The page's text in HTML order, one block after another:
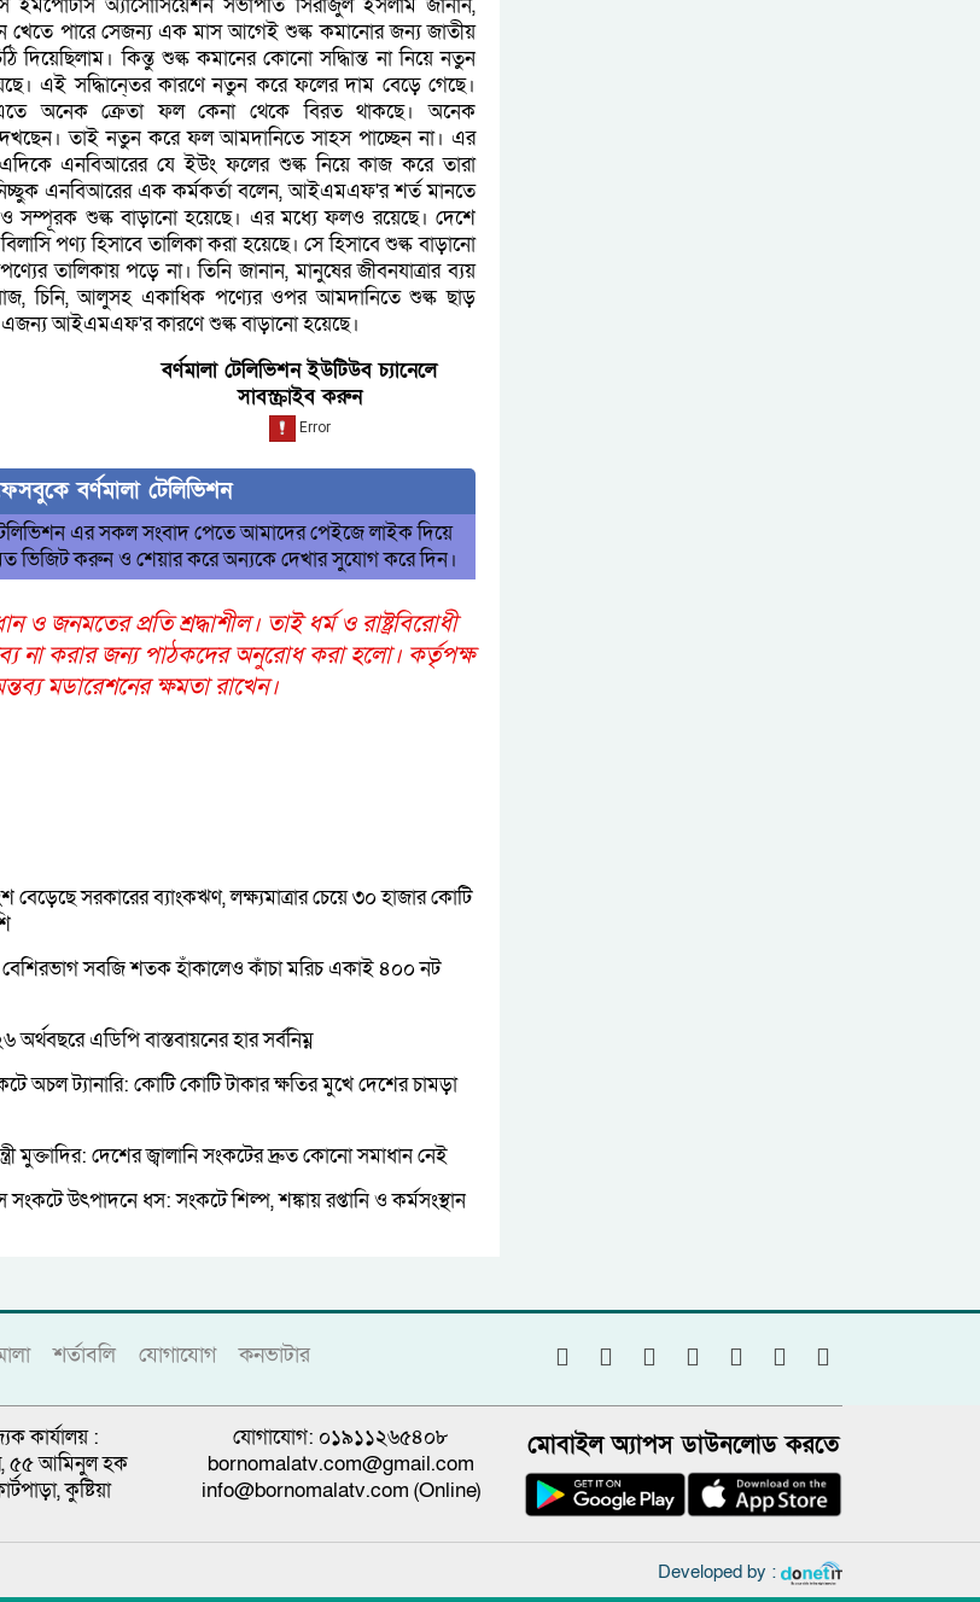
খেতে পারে সেজন্য এক মাস আগেই শুল্ক কমানোর জন্য জাতীয়
দিয়েছিলাম। কিন্তু শুল্ক কমানের কোনো সদ্ধিান্ত না নিয়ে নতুন
এই সদ্ধিানে্তর কারণে নতুন করে ফলের দাম বেড়ে গেছে।
অনেক ক্রেতা ফল কেনা থেকে বিরত থাকছে। অনেক
তাই নতুন করে ফল আমদানিতে সাহস পাচ্ছেন না। এর
এনবিআরের যে ইউং ফলের শুল্ক নিয়ে কাজ করে তারা
এনবিআরের এক কর্মকর্তা বলেন, আইএমএফ'র শর্ত মানতে
সম্পূরক শুল্ক বাড়ানো হয়েছে। এর মধ্যে ফলও রয়েছে। দেশে
পণ্য হিসাবে তালিকা করা হয়েছে। সে হিসাবে শুল্ক বাড়ানো
তালিকায় পড়ে না। তিনি জানান, মানুষের জীবনযাত্রার ব্যয়
চিনি, আলুসহ একাধিক পণ্যের ওপর আমদানিতে শুল্ক ছাড়
আইএমএফ'র কারণে শুল্ক বাড়ানো হয়েছে।
বর্ণমালা টেলিভিশন ইউটিউব চ্যানেলে
সাবস্ক্রাইব করুন
বর্ণমালা টেলিভিশন
এর সকল সংবাদ পেতে আমাদের পেইজে লাইক দিয়ে
ভিজিট করুন ও শেয়ার করে অন্যকে দেখার সুযোগ করে দিন।
ও জনমতের প্রতি শ্রদ্ধাশীল। তাই ধর্ম ও রাষ্ট্রবিরোধী
না করার জন্য পাঠকদের অনুরোধ করা হলো। কর্তৃপক্ষ
মডারেশনের ক্ষমতা রাখেন।
বেড়েছে সরকারের ব্যাংকঋণ, লক্ষ্যমাত্রার চেয়ে ৩০ হাজার কোটি
বেশিরভাগ সবজি শতক হাঁকালেও কাঁচা মরিচ একাই ৪০০ নট
এডিপি বাস্তবায়নের হার সর্বনিম্ন
অচল ট্যানারি: কোটি কোটি টাকার ক্ষতির মুখে দেশের চামড়া
মুক্তাদির: দেশের জ্বালানি সংকটের দ্রুত কোনো সমাধান নেই
সংকটে উৎপাদনে ধস: সংকটে শিল্প, শঙ্কায় রপ্তানি ও কর্মসংস্থান
শর্তাবলি যোগাযোগ কনভাটার
কার্যালয় :
৫৫ আমিনুল হক
কুষ্টিয়া
যোগাযোগ: ০১৯১১২৬৫৪০৮
bornomalatv.com@gmail.com
info@bornomalatv.com (Online)
মোবাইল অ্যাপস ডাউনলোড করতে
Developed by :